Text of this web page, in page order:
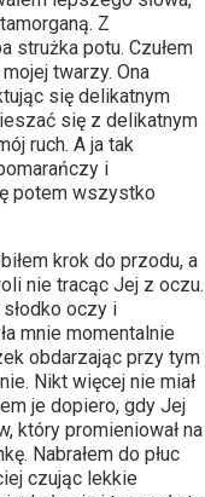
Z
strużka potu. Czułem
twarzy. Ona
się delikatnym
się z delikatnym
ruch. A ja tak
i
potem wszystko
krok do przodu, a
nie tracąc Jej z oczu.
oczy i
mnie momentalnie
obdarzając przy tym
Nikt więcej nie miał
je dopiero, gdy Jej
który promieniował na
Nabrałem do płuc
czując lekkie